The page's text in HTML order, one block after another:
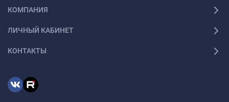
КОМПАНИЯ
ЛИЧНЫЙ КАБИНЕТ
КОНТАКТЫ